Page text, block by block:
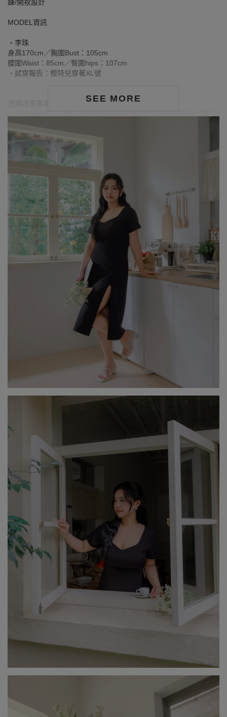
SEE MORE
鍊/開衩設計
MODEL資訊
‧李珠
身高170cm／胸圍Bust：105cm
腰圍Waist：85cm／臀圍hips：107cm
‧試穿報告：模特兒穿著XL號
※ 建議深色衣物於首次穿著前先行單獨下水清洗，有助釋出多餘染
劑，減少移染或掉色風險。
※ 請與淺色衣物分開洗滌，避免互相染色或產生移染情形。
※ 穿搭時亦建議避免與淺色配件、包款、飾品一同使用，以降低因
摩擦或潮濕造成染色的可能性。
※ 顏色請參考單品圖片較為接近，但因圖檔顏色會因個人電腦螢幕
設定差異略有不同，請以實際商品顏色為準。